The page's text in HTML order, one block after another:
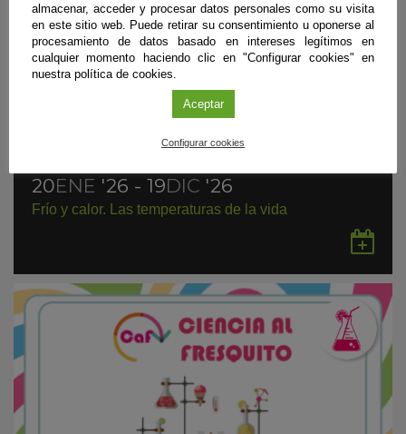
20ENE '26 - 19DIC '26
Frío y calor. Las temperaturas de la vida
en
almacenar, acceder y procesar datos personales como su visita
en este sitio web. Puede retirar su consentimiento u oponerse al
procesamiento de datos basado en intereses legítimos en
cualquier momento haciendo clic en "Configurar cookies" en
nuestra política de cookies.
Aceptar
Configurar cookies